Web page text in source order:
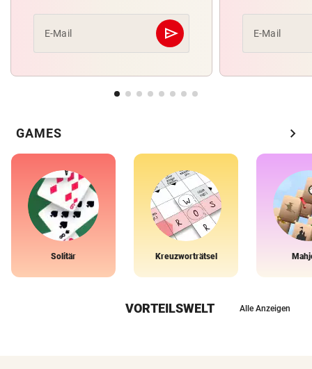
E-Mail send
Abschicken E-Mail
GAMES chevron_right
Solitär Kreuzworträtsel
VORTEILSWELT Alle Anzeigen